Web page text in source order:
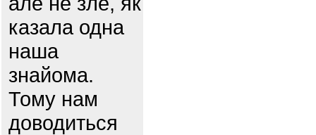
казала одна
наша
знайома.
Тому нам
доводиться